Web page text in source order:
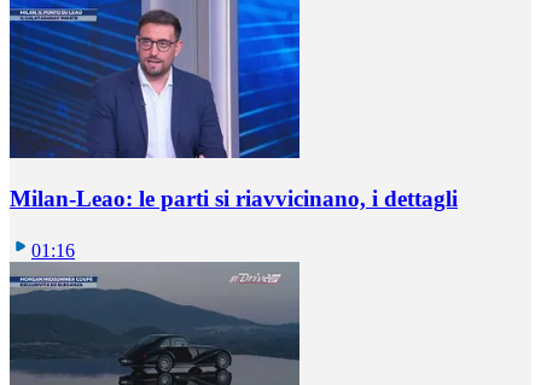
Milan-Leao: le parti si riavvicinano, i dettagli
01:16